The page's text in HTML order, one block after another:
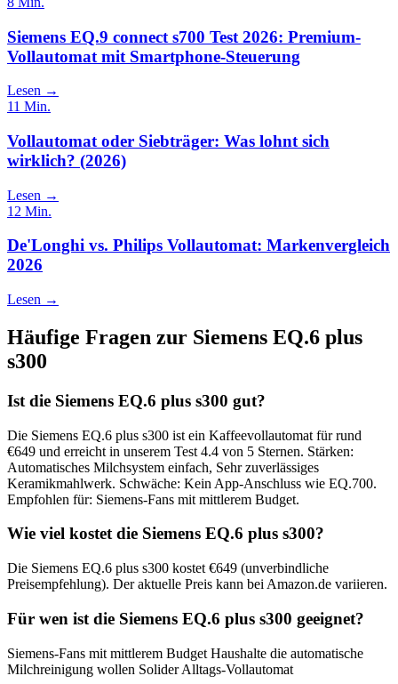
Siemens EQ.9 connect s700 Test 2026: Premium-
Vollautomat mit Smartphone-Steuerung
Lesen →
11 Min.
Vollautomat oder Siebträger: Was lohnt sich
wirklich? (2026)
Lesen →
12 Min.
De'Longhi vs. Philips Vollautomat: Markenvergleich
2026
Lesen →
Häufige Fragen zur Siemens EQ.6 plus
s300
Ist die Siemens EQ.6 plus s300 gut?
Die Siemens EQ.6 plus s300 ist ein Kaffeevollautomat für rund
€649 und erreicht in unserem Test 4.4 von 5 Sternen. Stärken:
Automatisches Milchsystem einfach, Sehr zuverlässiges
Keramikmahlwerk. Schwäche: Kein App-Anschluss wie EQ.700.
Empfohlen für: Siemens-Fans mit mittlerem Budget.
Wie viel kostet die Siemens EQ.6 plus s300?
Die Siemens EQ.6 plus s300 kostet €649 (unverbindliche
Preisempfehlung). Der aktuelle Preis kann bei Amazon.de variieren.
Für wen ist die Siemens EQ.6 plus s300 geeignet?
Siemens-Fans mit mittlerem Budget Haushalte die automatische
Milchreinigung wollen Solider Alltags-Vollautomat